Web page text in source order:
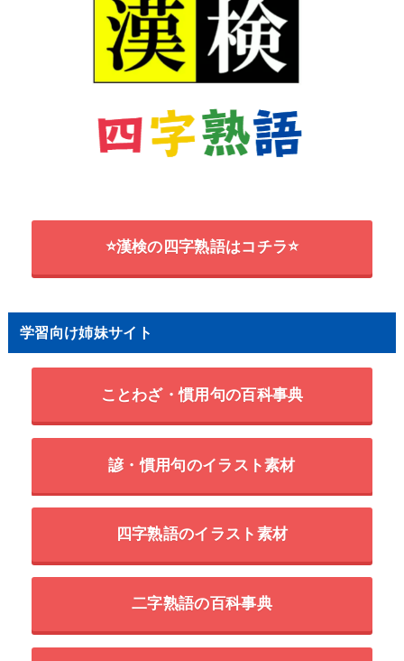
⭐漢検の四字熟語はコチラ⭐
学習向け姉妹サイト
ことわざ・慣用句の百科事典
諺・慣用句のイラスト素材
四字熟語のイラスト素材
二字熟語の百科事典